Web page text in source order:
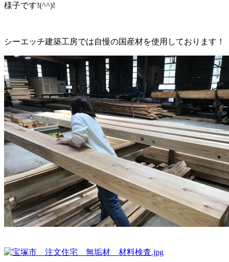
様子です!(^^)!
シーエッチ建築工房では自慢の国産材を使用しております！